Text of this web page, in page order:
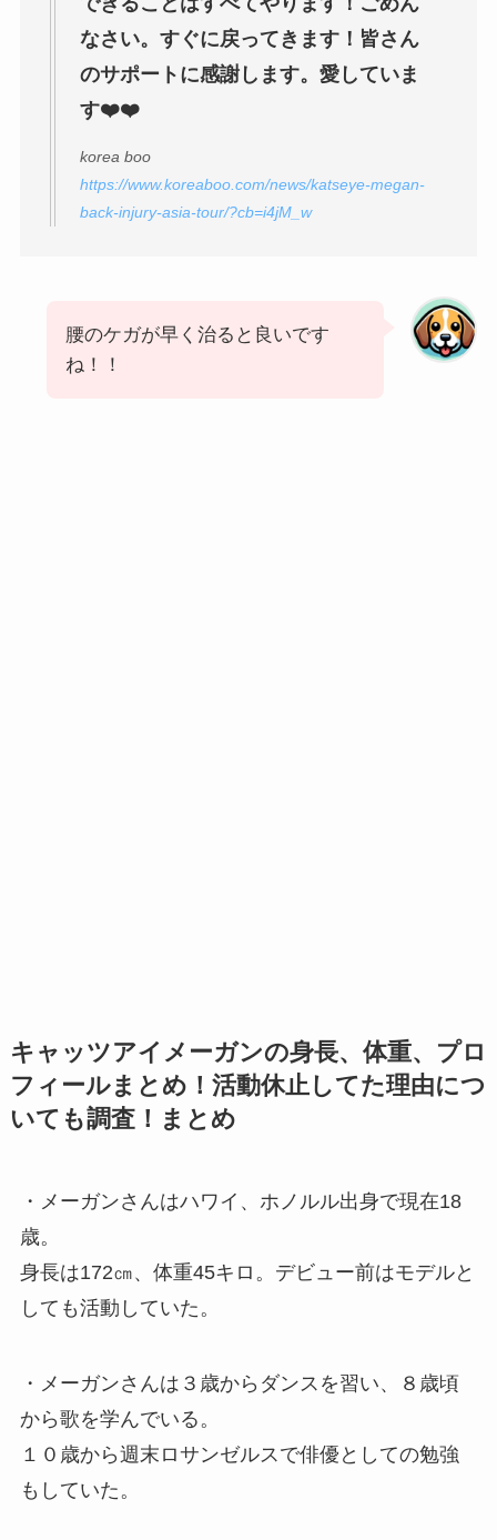
なさい。すぐに戻ってきます！皆さん
のサポートに感謝します。愛していま
す❤️❤️
korea boo
https://www.koreaboo.com/news/katseye-megan-
back-injury-asia-tour/?cb=i4jM_w
腰のケガが早く治ると良いです
ね！！
キャッツアイメーガンの身長、体重、プロ
フィールまとめ！活動休止してた理由につ
いても調査！まとめ
・メーガンさんはハワイ、ホノルル出身で現在18
歳。
身長は172㎝、体重45キロ。デビュー前はモデルと
しても活動していた。
・メーガンさんは３歳からダンスを習い、８歳頃
から歌を学んでいる。
１０歳から週末ロサンゼルスで俳優としての勉強
もしていた。